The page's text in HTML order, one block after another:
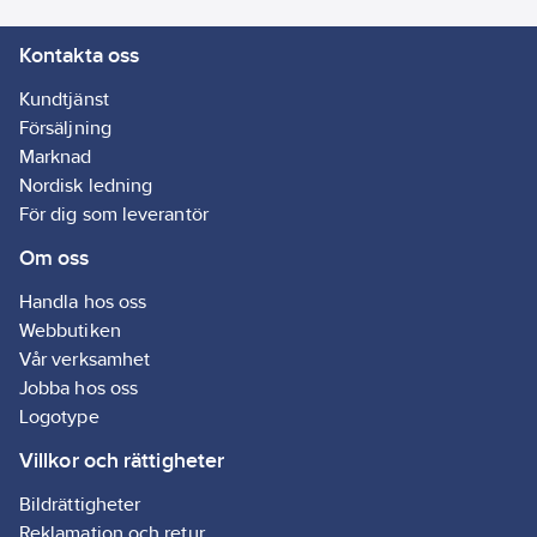
Kontakta oss
Kundtjänst
Försäljning
Marknad
Nordisk ledning
För dig som leverantör
Om oss
Handla hos oss
Webbutiken
Vår verksamhet
Jobba hos oss
Logotype
Villkor och rättigheter
Bildrättigheter